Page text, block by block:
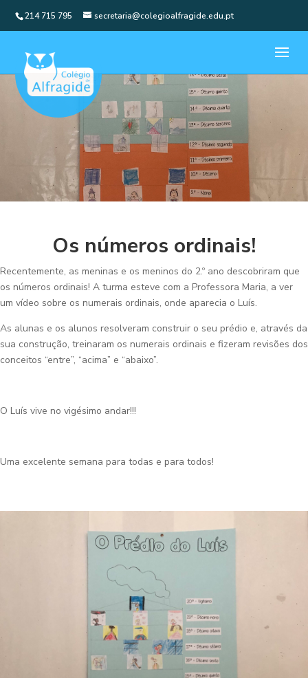
214 715 795 secretaria@colegioalfragide.edu.pt
Os números ordinais!
Recentemente, as meninas e os meninos do 2.º ano descobriram que
os números ordinais! A turma esteve com a Professora Maria, a ver
um vídeo sobre os numerais ordinais, onde aparecia o Luís.
As alunas e os alunos resolveram construir o seu prédio e, através da
sua construção, treinaram os numerais ordinais e fizeram revisões dos
conceitos “entre”, “acima” e “abaixo”.
O Luís vive no vigésimo andar!!!
Uma excelente semana para todas e para todos!